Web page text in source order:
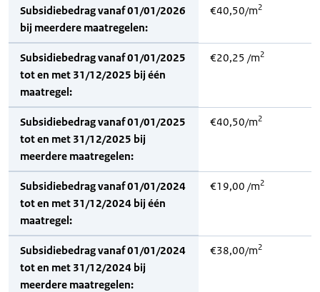
Subsidiebedrag vanaf 01/01/2026
bij meerdere maatregelen:
€40,50/m2
Subsidiebedrag vanaf 01/01/2025
tot en met 31/12/2025 bij één
maatregel:
€20,25 /m2
Subsidiebedrag vanaf 01/01/2025
tot en met 31/12/2025 bij
meerdere maatregelen:
€40,50/m2
Subsidiebedrag vanaf 01/01/2024
tot en met 31/12/2024 bij één
maatregel:
€19,00 /m2
Subsidiebedrag vanaf 01/01/2024
tot en met 31/12/2024 bij
meerdere maatregelen:
€38,00/m2